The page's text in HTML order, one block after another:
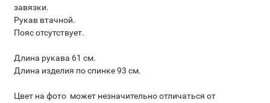
завязки.
Рукав втачной.
Пояс отсутствует.
Длина рукава 61 см.
Длина изделия по спинке 93 см.
Цвет на фото может незначительно отличаться от